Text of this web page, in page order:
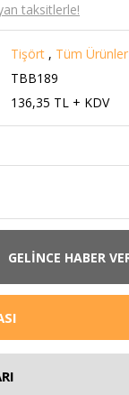
taksitlerle!
Tişört , Tüm Ürünler
TBB189
136,35 TL + KDV
GELİNCE HABER